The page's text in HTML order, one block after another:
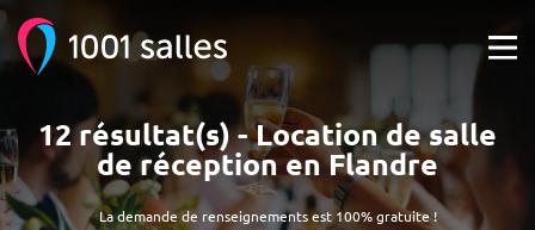
La demande de renseignements est 100% gratuite !
12 résultat(s) - Location de salle
de réception en Flandre